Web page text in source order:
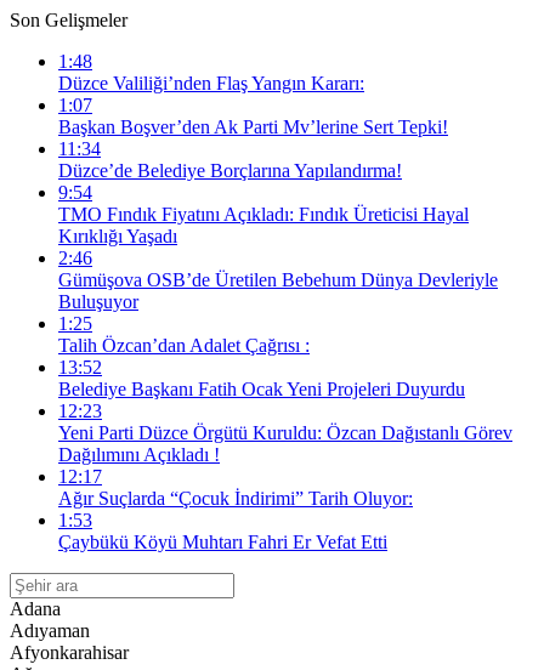
Son Gelişmeler
1:48
Düzce Valiliği’nden Flaş Yangın Kararı:
1:07
Başkan Boşver’den Ak Parti Mv’lerine Sert Tepki!
11:34
Düzce’de Belediye Borçlarına Yapılandırma!
9:54
TMO Fındık Fiyatını Açıkladı: Fındık Üreticisi Hayal
Kırıklığı Yaşadı
2:46
Gümüşova OSB’de Üretilen Bebehum Dünya Devleriyle
Buluşuyor
1:25
Talih Özcan’dan Adalet Çağrısı :
13:52
Belediye Başkanı Fatih Ocak Yeni Projeleri Duyurdu
12:23
Yeni Parti Düzce Örgütü Kuruldu: Özcan Dağıstanlı Görev
Dağılımını Açıkladı !
12:17
Ağır Suçlarda “Çocuk İndirimi” Tarih Oluyor:
1:53
Çaybükü Köyü Muhtarı Fahri Er Vefat Etti
Adana
Adıyaman
Afyonkarahisar